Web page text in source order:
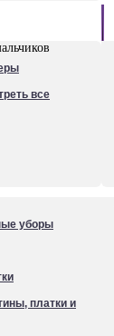
все
уборы
платки и